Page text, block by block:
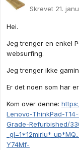
Skrevet 21.
Hei.
Jeg trenger en enkel
websurfing.
Jeg trenger ikke
Er det noen som har
Kom over denne:
Lenovo-ThinkPad-
Grade-Refurbished/
Y74Mf-